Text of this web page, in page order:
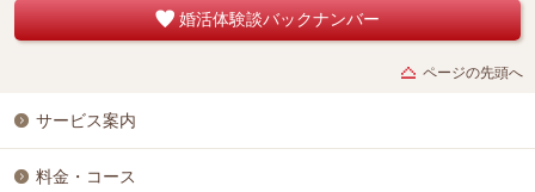
婚活体験談バックナンバー
ページの先頭へ
サービス案内
料金・コース